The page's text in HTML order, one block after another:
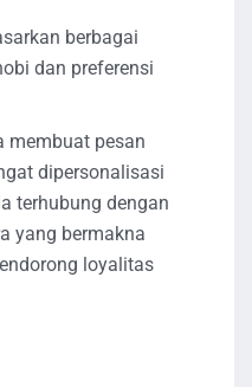
berbagai
dan preferensi
membuat pesan
dipersonalisasi
terhubung dengan
yang bermakna
loyalitas